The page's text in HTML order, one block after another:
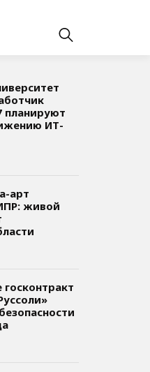
планируют
ИТ-
арт
живой